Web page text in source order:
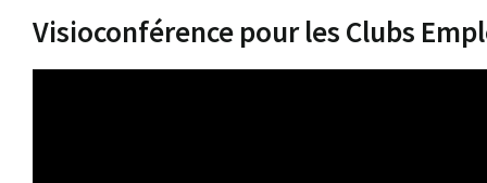
Visioconférence pour les Clubs